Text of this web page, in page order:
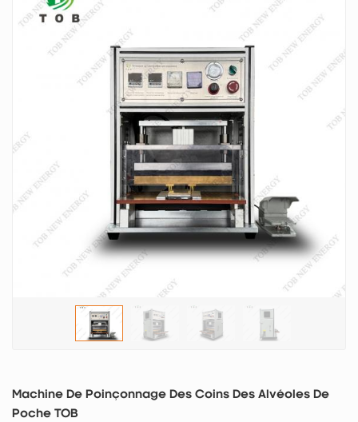
Machine De Poinçonnage Des Coins Des Alvéoles De
Poche TOB